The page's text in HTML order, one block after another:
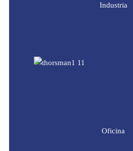
Industria
Oficina